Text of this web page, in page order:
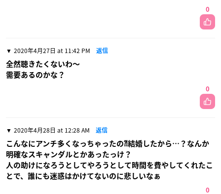
0
2020年4月27日 at 11:42 PM 返信
全然聴きたくないわ〜
需要あるのかな？
0
2020年4月28日 at 12:28 AM 返信
こんなにアンチ多くなっちゃったの⁈結婚したから…？なんか
明確なスキャンダルとかあったっけ？
人の助けになろうとしてやろうとして時間を費やしてくれたこ
とで、誰にも迷惑はかけてないのに悲しいなぁ
0